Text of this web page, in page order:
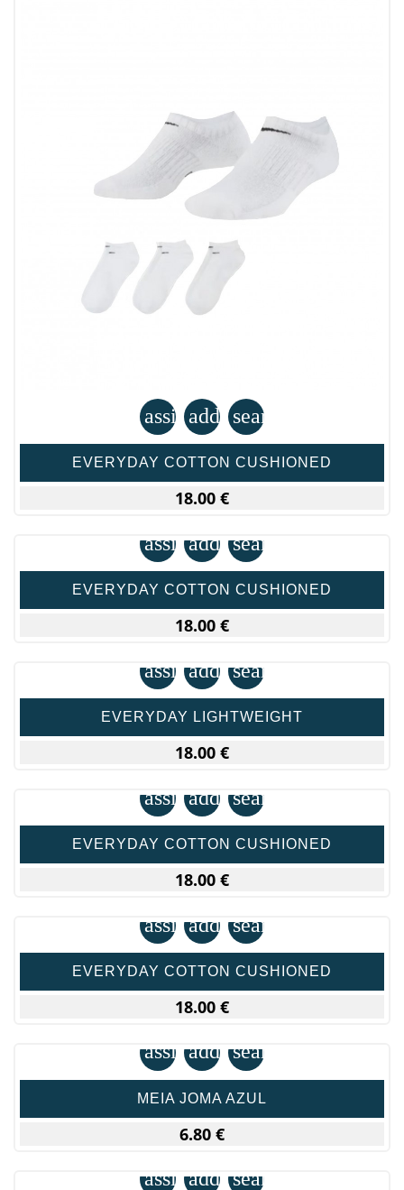
assignment
add_shopping_cart
search
EVERYDAY COTTON CUSHIONED
18.00 €
assignment
add_shopping_cart
search
EVERYDAY COTTON CUSHIONED
18.00 €
assignment
add_shopping_cart
search
EVERYDAY LIGHTWEIGHT
18.00 €
assignment
add_shopping_cart
search
EVERYDAY COTTON CUSHIONED
18.00 €
assignment
add_shopping_cart
search
EVERYDAY COTTON CUSHIONED
18.00 €
assignment
add_shopping_cart
search
MEIA JOMA AZUL
6.80 €
assignment
add_shopping_cart
search